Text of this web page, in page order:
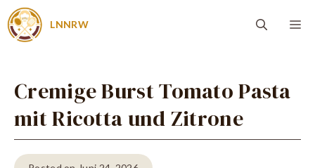
Zum
Inhalt
LNNRW
Cremige Burst Tomato Pasta
mit Ricotta und Zitrone